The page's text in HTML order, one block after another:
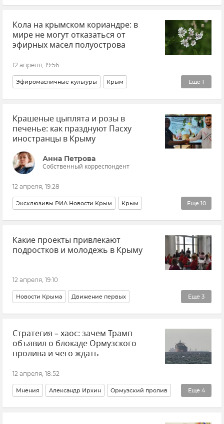
Финляндия
Кола на крымском кориандре: в
мире не могут отказаться от
эфирных масел полуострова
12 апреля, 19:56
Еще 1
Эфиромасличные культуры Крым
Алексей Мишин
Крашеные цыплята и розы в
печенье: как празднуют Пасху
иностранцы в Крыму
Анна Петрова
Собственный корреспондент
12 апреля, 19:28
Еще 10
Эксклюзивы РИА Новости Крым Крым
Севастополь Пасха Православие Религия
Традиции Общество Культура
Африка
Какие проекты привлекают
подростков и молодежь в Крыму
12 апреля, 19:10
Еще 3
Новости Крыма Движение первых
Патриотическое воспитание Общество Крым
Стратегия – хаос: зачем Трамп
объявил о блокаде Ормузского
пролива и чего ждать
12 апреля, 18:52
Еще 4
Мнения Александр Ирхин Ормузский пролив
Иран Обострение между Ираном и США